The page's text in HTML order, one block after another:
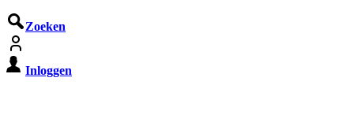
Zoeken
Inloggen